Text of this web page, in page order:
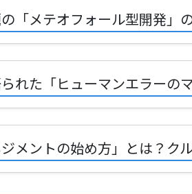
「メテオフォール型開発」
れた「ヒューマンエラーの
メントの始め方」とは？ク